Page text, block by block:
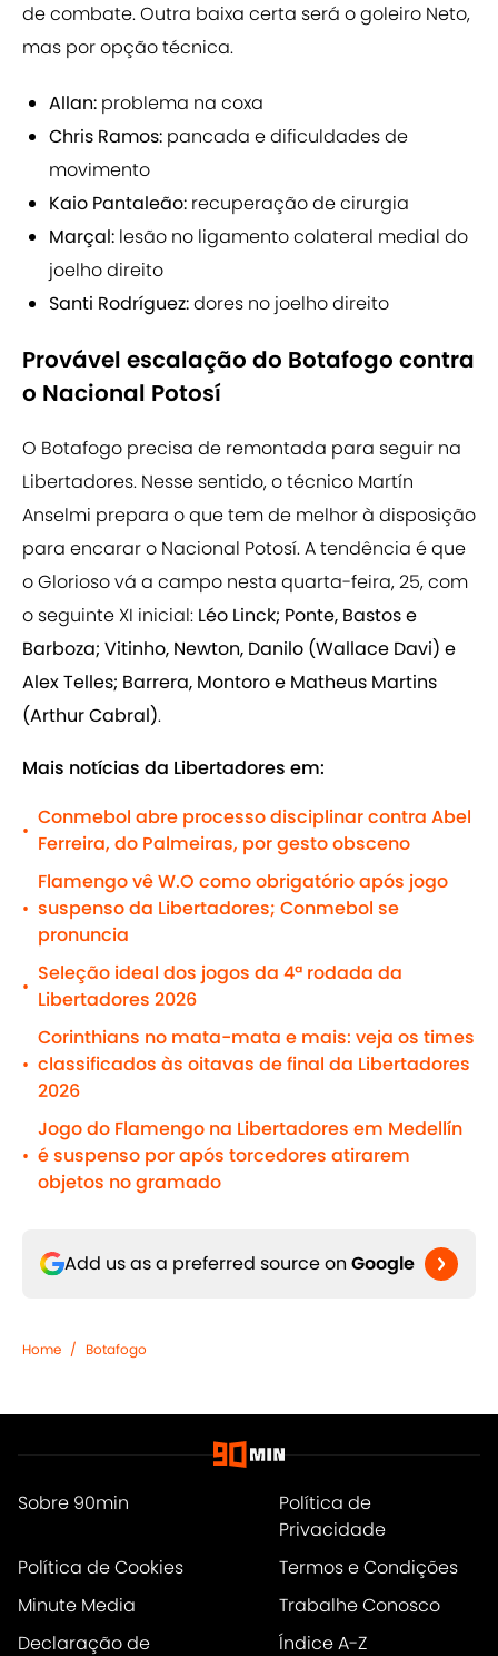
de combate. Outra baixa certa será o goleiro Neto,
mas por opção técnica.
Allan: problema na coxa
Chris Ramos: pancada e dificuldades de
movimento
Kaio Pantaleão: recuperação de cirurgia
Marçal: lesão no ligamento colateral medial do
joelho direito
Santi Rodríguez:dores no joelho direito
Provável escalação do Botafogo contra
o Nacional Potosí
O Botafogo precisa de remontada para seguir na
Libertadores. Nesse sentido, o técnico Martín
Anselmi prepara o que tem de melhor à disposição
para encarar o Nacional Potosí. A tendência é que
o Glorioso vá a campo nesta quarta-feira, 25, com
o seguinte XI inicial: Léo Linck; Ponte, Bastos e
Barboza; Vitinho, Newton, Danilo (Wallace Davi) e
Alex Telles; Barrera, Montoro e Matheus Martins
(Arthur Cabral).
Mais notícias da Libertadores em:
•
Conmebol abre processo disciplinar contra Abel
Ferreira, do Palmeiras, por gesto obsceno
•
Flamengo vê W.O como obrigatório após jogo
suspenso da Libertadores; Conmebol se
pronuncia
•
Seleção ideal dos jogos da 4ª rodada da
Libertadores 2026
•
Corinthians no mata-mata e mais: veja os times
classificados às oitavas de final da Libertadores
2026
•
Jogo do Flamengo na Libertadores em Medellín
é suspenso por após torcedores atirarem
objetos no gramado
Add us as a preferred source on Google
Home / Botafogo
Sobre 90min
Política de
Privacidade
Política de Cookies
Termos e Condições
Minute Media
Trabalhe Conosco
Declaração de
Índice A-Z